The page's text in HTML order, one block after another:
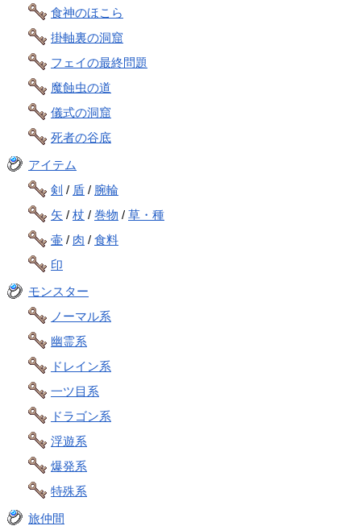
食神のほこら
掛軸裏の洞窟
フェイの最終問題
魔蝕虫の道
儀式の洞窟
死者の谷底
アイテム
剣 / 盾 / 腕輪
矢 /杖 /巻物 /草・種
壷 / 肉 /食料
印
モンスター
ノーマル系
幽霊系
ドレイン系
一ツ目系
ドラゴン系
浮遊系
爆発系
特殊系
旅仲間